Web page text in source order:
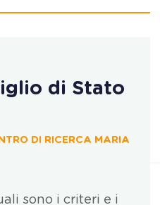
di Stato
DI RICERCA MARIA
sono i criteri e i